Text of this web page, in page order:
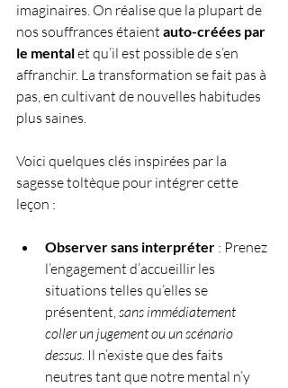
imaginaires. On réalise que la plupart de
nos souffrances étaient auto-créées par
le mental et qu’il est possible de s’en
affranchir. La transformation se fait pas à
pas, en cultivant de nouvelles habitudes
plus saines.
Voici quelques clés inspirées par la
sagesse toltèque pour intégrer cette
leçon :
Observer sans interpréter : Prenez
l’engagement d’accueillir les
situations telles qu’elles se
présentent, sans immédiatement
coller un jugement ou un scénario
dessus. Il n’existe que des faits
neutres tant que notre mental n’y